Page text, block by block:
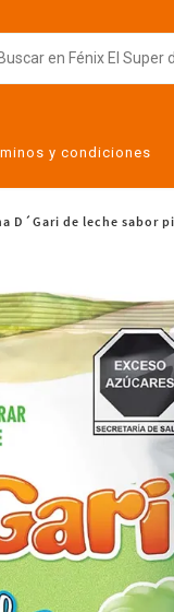
y condiciones
D´Gari de leche sabor